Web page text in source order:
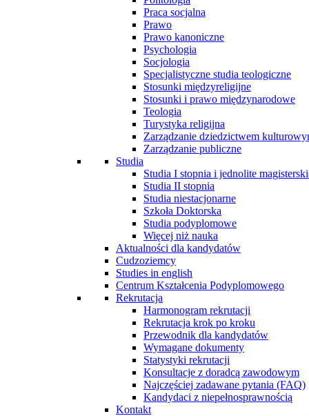
Praca socjalna
Prawo
Prawo kanoniczne
Psychologia
Socjologia
Specjalistyczne studia teologiczne
Stosunki międzyreligijne
Stosunki i prawo międzynarodowe
Teologia
Turystyka religijna
Zarządzanie dziedzictwem
Zarządzanie publiczne
Studia
Studia I stopnia i jednolite
Studia II stopnia
Studia niestacjonarne
Szkoła Doktorska
Studia podyplomowe
Więcej niż nauka
Aktualności dla kandydatów
Cudzoziemcy
Studies in english
Centrum Kształcenia Podyplomowego
Rekrutacja
Harmonogram rekrutacji
Rekrutacja krok po kroku
Przewodnik dla kandydatów
Wymagane dokumenty
Statystyki rekrutacji
Konsultacje z doradcą zawodowym
Najczęściej zadawane pytania (FAQ)
Kandydaci z niepełnosprawnością
Kontakt